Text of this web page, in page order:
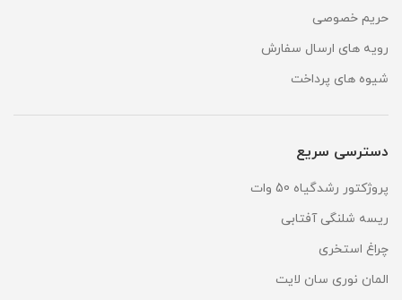
حریم خصوصی
رویه های ارسال سفارش
شیوه های پرداخت
دسترسی سریع
پروژکتور رشدگیاه 50 وات
ریسه شلنگی آفتابی
چراغ استخری
المان نوری سان لایت